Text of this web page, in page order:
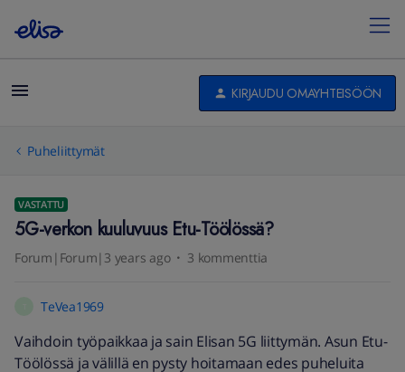
KIRJAUDU OMAYHTEISÖÖN
Puheliittymät
VASTATTU
5G-verkon kuuluvuus Etu-Töölössä?
Forum|Forum|3 years ago 3 kommenttia
TeVea1969
Vaihdoin työpaikkaa ja sain Elisan 5G liittymän. Asun Etu-
Töölössä ja välillä en pysty hoitamaan edes puheluita